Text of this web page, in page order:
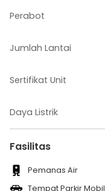
Perabot
Jumlah Lantai
Sertifikat Unit
Daya Listrik
Fasilitas
Pemanas Air
Tempat Parkir Mobil